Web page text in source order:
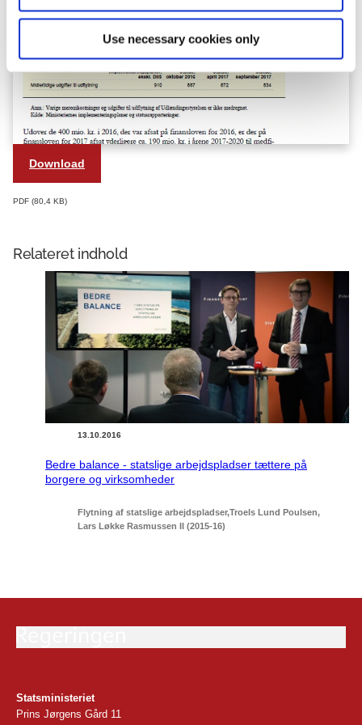
Use necessary cookies only
Download
PDF 80,4 KB
Relateret indhold
13.10.2016
Bedre balance - statslige arbejdspladser tættere på
borgere og virksomheder
Flytning af statslige arbejdspladser Troels Lund Poulsen
Lars Løkke Rasmussen II (2015-16)
Statsministeriet
Prins Jørgens Gård 11